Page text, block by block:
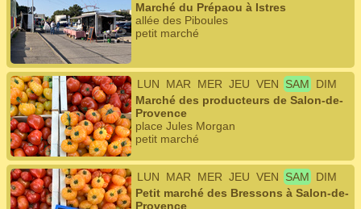
Marché du Prépaou à Istres
allée des Piboules
petit marché
LUN MAR MER JEU VEN SAM
DIM
Marché des producteurs de Salon-de-
Provence
place Jules Morgan
petit marché
LUN MAR MER JEU VEN SAM
DIM
Petit marché des Bressons à Salon-de-
Provence